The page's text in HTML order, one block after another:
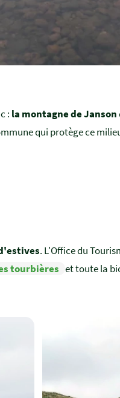
: la montagne de Janson
qui protège ce
. L'Office du
tourbières et toute la